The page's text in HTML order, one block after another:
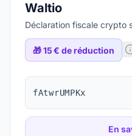
Waltio
Déclaration fiscale crypto
🎁15 € de réduction
fAtwrUMPKx
En